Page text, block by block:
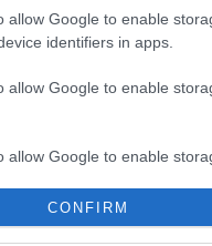
allow Google to enable
identifiers in apps.
allow Google to enable
allow Google to enable
allow Google to enable
functionality and fraud
CONFIRM
#RTL HÍRESSÉGEK #